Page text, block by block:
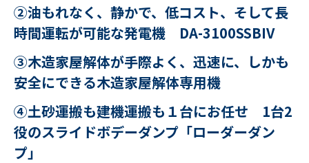
②油もれなく、静かで、低コスト、そして長
時間運転が可能な発電機 DA-3100SSBIV
③木造家屋解体が手際よく、迅速に、しかも
安全にできる木造家屋解体専用機
④土砂運搬も建機運搬も１台にお任せ 1台2
役のスライドボデーダンプ「ローダーダン
プ」